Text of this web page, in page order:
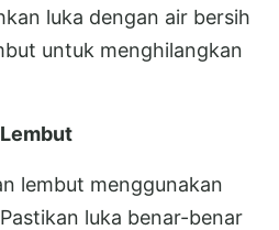
luka dengan air bersih
untuk menghilangkan
lembut menggunakan
luka benar-benar